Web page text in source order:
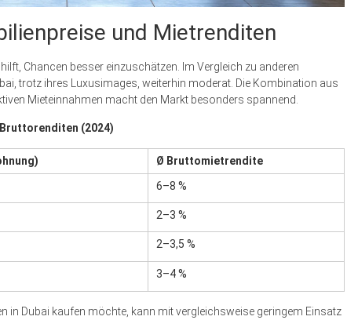
und Mietrenditen
Chancen besser einzuschätzen. Im Vergleich zu anderen
trotz ihres Luxusimages, weiterhin moderat. Die Kombination aus
Mieteinnahmen macht den Markt besonders spannend.
(2024)
Ø Bruttomietrendite
6–8 %
2–3 %
2–3,5 %
3–4 %
in Dubai kaufen möchte, kann mit vergleichsweise geringem Einsatz